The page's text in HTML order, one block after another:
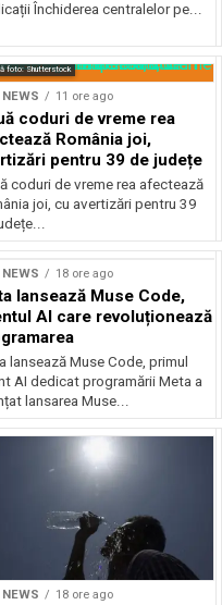
Închiderea centralelor pe...
foto: Shutterstock
11 ore ago
coduri de vreme rea
România joi,
pentru 39 de județe
coduri de vreme rea afectează
joi, cu avertizări pentru 39
18 ore ago
lansează Muse Code,
AI care revoluționează
lansează Muse Code, primul
AI dedicat programării Meta a
lansarea Muse...
18 ore ago